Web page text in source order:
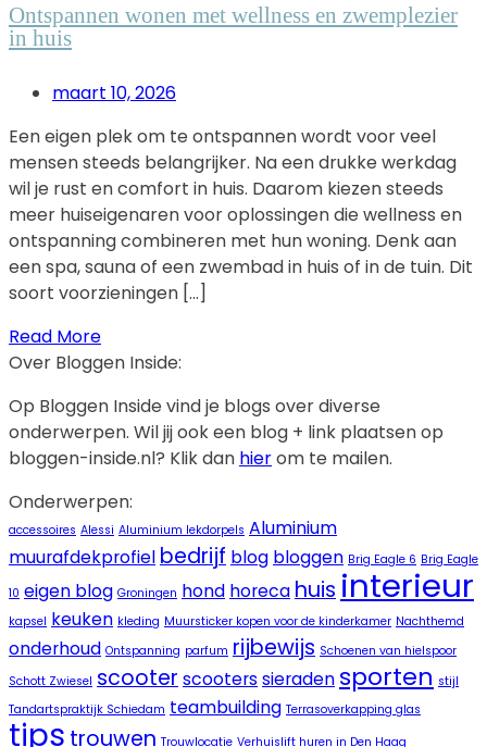
Ontspannen wonen met wellness en zwemplezier
in huis
maart 10, 2026
Een eigen plek om te ontspannen wordt voor veel
mensen steeds belangrijker. Na een drukke werkdag
wil je rust en comfort in huis. Daarom kiezen steeds
meer huiseigenaren voor oplossingen die wellness en
ontspanning combineren met hun woning. Denk aan
een spa, sauna of een zwembad in huis of in de tuin. Dit
soort voorzieningen […]
Read More
Over Bloggen Inside:
Op Bloggen Inside vind je blogs over diverse
onderwerpen. Wil jij ook een blog + link plaatsen op
bloggen-inside.nl? Klik dan hierom te mailen.
Onderwerpen:
accessoires Alessi Aluminium lekdorpels Aluminium
muurafdekprofiel bedrijf blog bloggen Brig Eagle 6 Brig Eagle
10 eigen blog Groningen hond horeca huis interieur
kapsel keuken kleding Muursticker kopen voor de kinderkamer Nachthemd
onderhoud Ontspanning parfum rijbewijs Schoenen van hielspoor
Schott Zwiesel scooter scooterssieraden sporten stijl
Tandartspraktijk Schiedam teambuilding Terrasoverkapping glas
tips trouwen Trouwlocatie Verhuislift huren in Den Haag